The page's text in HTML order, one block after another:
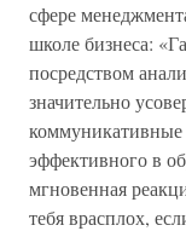
сфере
школе бизнеса:
посредством
значительно
эффективного в
мгновенная
тебя врасплох,